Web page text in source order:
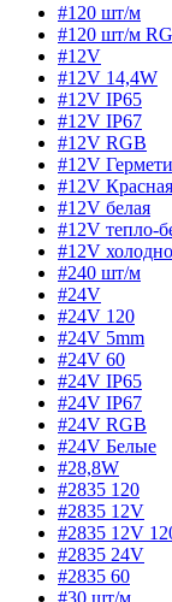
#120 шт/м
#120 шт/м
#12V
#12V 14,4W
#12V IP65
#12V IP67
#12V RGB
#12V
#12V Красная
#12V белая
#12V тепло-
#12V
#240 шт/м
#24V
#24V 120
#24V 5mm
#24V 60
#24V IP65
#24V IP67
#24V RGB
#24V Белые
#28,8W
#2835 120
#2835 12V
#2835 12V
#2835 24V
#2835 60
#30 шт/м